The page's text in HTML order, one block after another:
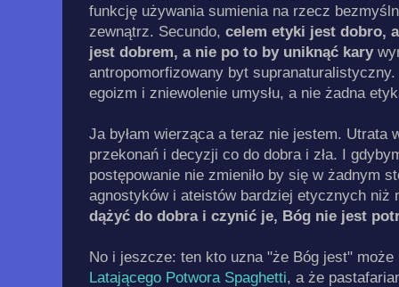
funkcję używania sumienia na rzecz
zewnątrz. Secundo, celem etyki jest dobro,
jest dobrem, a nie po to by uniknąć kary
antropomorfizowany byt
egoizm i zniewolenie umysłu, a nie żadna
Ja byłam wierząca a teraz nie jestem. Utrata
przekonań i decyzji co do dobra i zła. I
postępowanie nie zmieniło by się w żadnym
agnostyków i ateistów bardziej etycznych
dążyć do dobra i czynić je, Bóg nie jest
No i jeszcze: ten kto uzna "że Bóg jest"
Latającego Potwora Spaghetti, a że